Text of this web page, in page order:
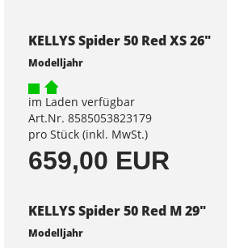
KELLYS Spider 50 Red XS 26"
Modelljahr
im Laden verfügbar
Art.Nr. 8585053823179
pro Stück (inkl. MwSt.)
659,00 EUR
KELLYS Spider 50 Red M 29"
Modelljahr